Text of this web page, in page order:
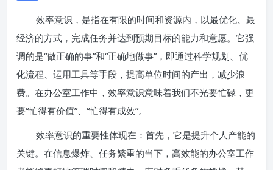
效率意识，是指在有限的时间和资源内，以最优化、最
经济的方式，完成任务并达到预期目标的能力和意愿。它强
调的是“做正确的事”和“正确地做事”，即通过科学规划、优
化流程、运用工具等手段，提高单位时间的产出，减少浪
费。在办公室工作中，效率意识意味着我们不光要忙碌，更
要“忙得有价值”、“忙得有成效”。
效率意识的重要性体现在：首先，它是提升个人产能的
关键。在信息爆炸、任务繁重的当下，高效能的办公室工作